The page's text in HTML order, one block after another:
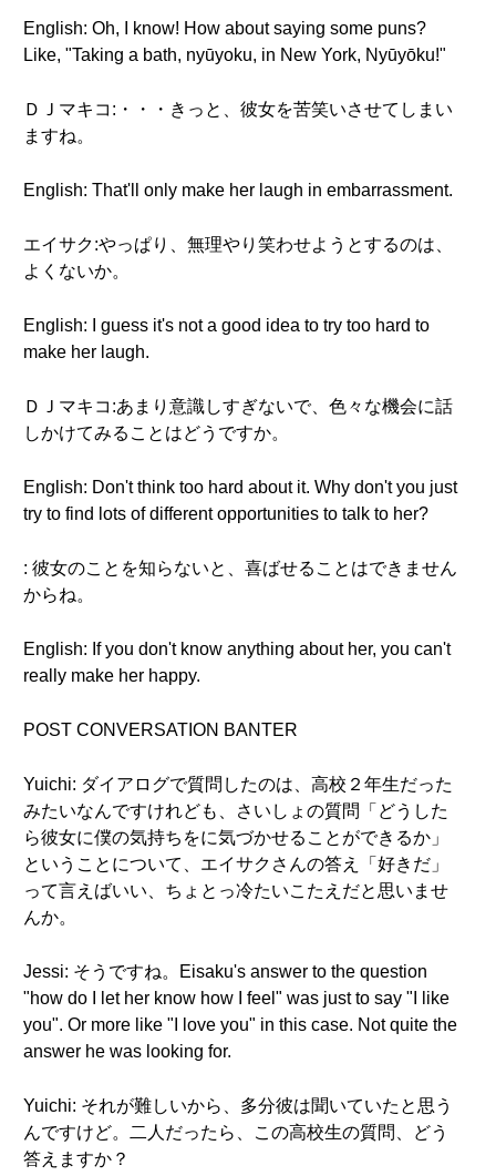
English: Oh, I know! How about saying some puns?
Like, "Taking a bath, nyūyoku, in New York, Nyūyōku!"
ＤＪマキコ:・・・きっと、彼女を苦笑いさせてしまい
ますね。
English: That'll only make her laugh in embarrassment.
エイサク:やっぱり、無理やり笑わせようとするのは、
よくないか。
English: I guess it's not a good idea to try too hard to
make her laugh.
ＤＪマキコ:あまり意識しすぎないで、色々な機会に話
しかけてみることはどうですか。
English: Don't think too hard about it. Why don't you just
try to find lots of different opportunities to talk to her?
: 彼女のことを知らないと、喜ばせることはできません
からね。
English: If you don't know anything about her, you can't
really make her happy.
POST CONVERSATION BANTER
Yuichi: ダイアログで質問したのは、高校２年生だった
みたいなんですけれども、さいしょの質問「どうした
ら彼女に僕の気持ちをに気づかせることができるか」
ということについて、エイサクさんの答え「好きだ」
って言えばいい、ちょとっ冷たいこたえだと思いませ
んか。
Jessi: そうですね。Eisaku's answer to the question
"how do I let her know how I feel" was just to say "I like
you". Or more like "I love you" in this case. Not quite the
answer he was looking for.
Yuichi: それが難しいから、多分彼は聞いていたと思う
んですけど。二人だったら、この高校生の質問、どう
答えますか？